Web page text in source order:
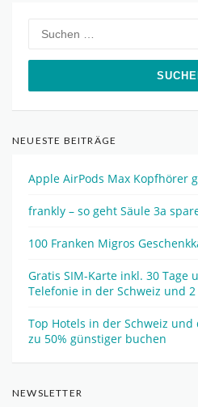
nach:
NEUESTE BEITRÄGE
Apple AirPods Max Kopfhörer
frankly – so geht Säule 3a
100 Franken Migros
Gratis SIM-Karte inkl. 30
Telefonie in der Schweiz und 2
Top Hotels in der Schweiz
zu 50% günstiger buchen
NEWSLETTER